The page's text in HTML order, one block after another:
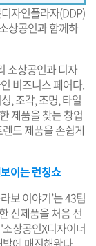
자인플라자(DDP)
상공인과 함께하
소상공인과 디자
비즈니스 페어다.
, 조각, 조명, 타일
제품을 찾는 창업
드 제품을 손쉽게
이는 런칭쇼
보 이야기’는 43팀
신제품을 처음 선
상공인X디자이너